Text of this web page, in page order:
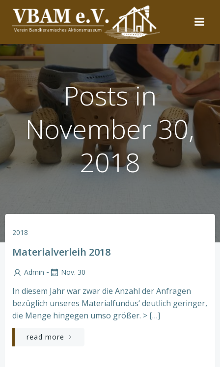
Inhalt
springen
Posts in
November 30,
2018
2018
Materialverleih 2018
Admin - Nov. 30
In diesem Jahr war zwar die Anzahl der Anfragen
bezüglich unseres Materialfundus‘ deutlich geringer,
die Menge hingegen umso größer. > […]
read more